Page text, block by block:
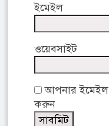
ইমেইল
ওয়েবসাইট
আপনার ইমেইল
করুন